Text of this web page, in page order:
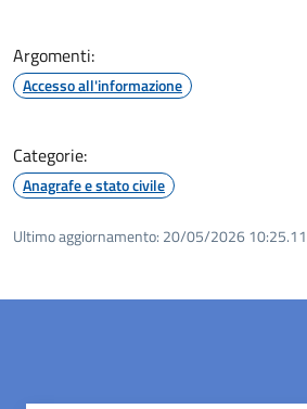
Argomenti:
Accesso all'informazione
Categorie:
Anagrafe e stato civile
Ultimo aggiornamento: 20/05/2026 10:25.11